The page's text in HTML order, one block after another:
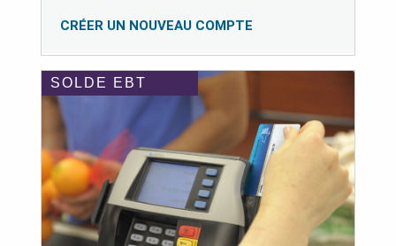
CRÉER UN NOUVEAU COMPTE
SOLDE EBT